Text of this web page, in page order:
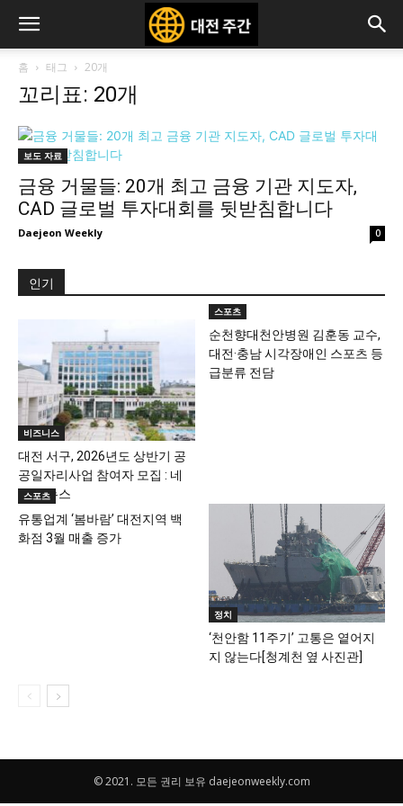
홈 태그 20개
꼬리표: 20개
보도 자료
금융 거물들: 20개 최고 금융 기관 지도자,
CAD 글로벌 투자대회를 뒷받침합니다
Daejeon Weekly 0
인기
비즈니스
대전 서구, 2026년도 상반기 공
공일자리사업 참여자 모집 : 네
이트 뉴스
스포츠
순천향대천안병원 김훈동 교수,
대전·충남 시각장애인 스포츠 등
급분류 전담
스포츠
유통업계 ‘봄바람’ 대전지역 백
화점 3월 매출 증가
정치
‘천안함 11주기’ 고통은 옅어지
지 않는다[청계천 옆 사진관]
© 2021. 모든 권리 보유 daejeonweekly.com